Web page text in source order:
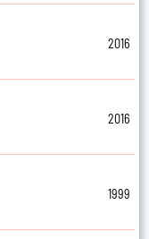
2016
2016
1999